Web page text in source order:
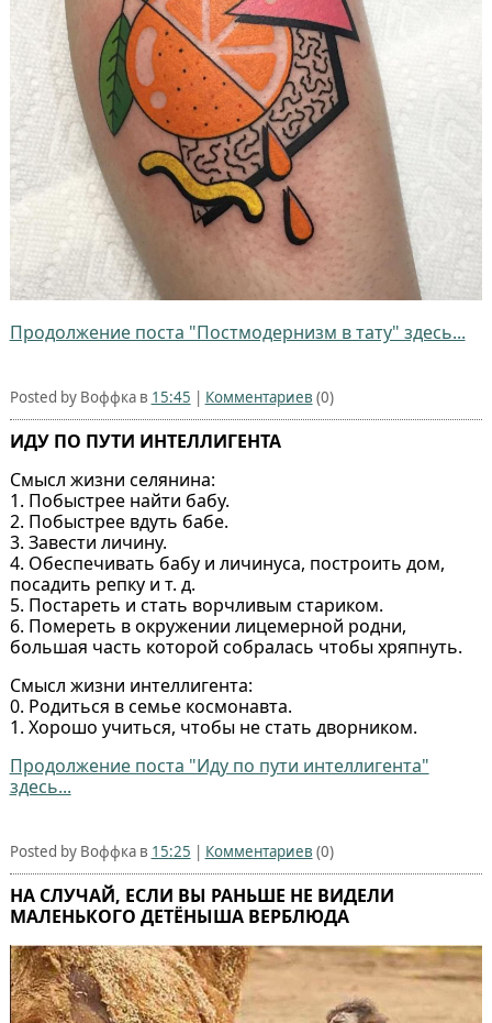
Продолжение поста "Постмодернизм в тату" здесь...
Posted by Воффка в 15:45 | Комментариев (0)
ИДУ ПО ПУТИ ИНТЕЛЛИГЕНТА
Смысл жизни селянина:
1. Побыстрее найти бабу.
2. Побыстрее вдуть бабе.
3. Завести личину.
4. Обеспечивать бабу и личинуса, построить дом,
посадить репку и т. д.
5. Постареть и стать ворчливым стариком.
6. Помереть в окружении лицемерной родни,
большая часть которой собралась чтобы хряпнуть.
Смысл жизни интеллигента:
0. Родиться в семье космонавта.
1. Хорошо учиться, чтобы не стать дворником.
Продолжение поста "Иду по пути интеллигента"
здесь...
Posted by Воффка в 15:25 | Комментариев (0)
НА СЛУЧАЙ, ЕСЛИ ВЫ РАНЬШЕ НЕ ВИДЕЛИ
МАЛЕНЬКОГО ДЕТЁНЫША ВЕРБЛЮДА